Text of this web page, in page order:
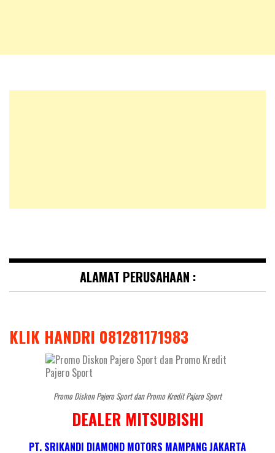
ALAMAT PERUSAHAAN :
KLIK HANDRI 081281171983
Promo Diskon Pajero Sport dan Promo Kredit Pajero Sport
DEALER MITSUBISHI
PT. SRIKANDI DIAMOND MOTORS MAMPANG JAKARTA